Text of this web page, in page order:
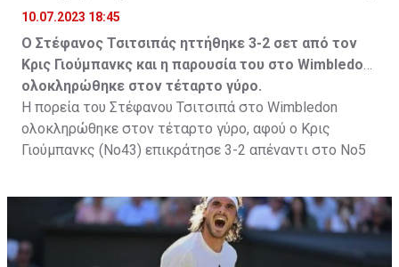
10.07.2023 18:45
Ο Στέφανος Τσιτσιπάς ηττήθηκε 3-2 σετ από τον
Κρις Γιούμπανκς και η παρουσία του στο Wimbledon
ολοκληρώθηκε στον τέταρτο γύρο.
Η πορεία του Στέφανου Τσιτσιπά στο Wimbledon
ολοκληρώθηκε στον τέταρτο γύρο, αφού ο Κρις
Γιούμπανκς (Νο43) επικράτησε 3-2 απέναντι στο Νο5
προημιτελικά.
Ο Έλληνας τενίστας προηγήθηκε 2-1, όμως κάποια
αβίαστα λάθη σε κρίσιμα σημεία επέτρεψαν στον